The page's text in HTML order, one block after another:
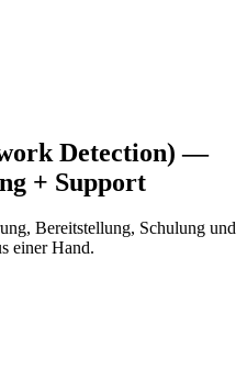
Detection) —
+ Support
Bereitstellung, Schulung und
einer Hand.